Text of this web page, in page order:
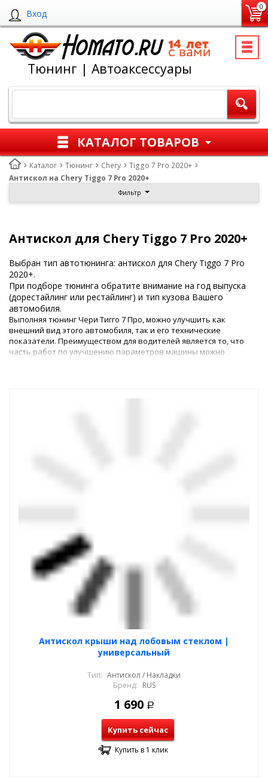
Вход
0
Тюнинг | Автоаксессуары
КАТАЛОГ ТОВАРОВ
Каталог Тюнинг Chery
Tiggo 7 Pro 2020+
Антискол на Chery Tiggo 7 Pro 2020+
Фильтр
Антискол для Chery Tiggo 7 Pro 2020+
Выбран тип автотюнинга: антискол для Chery Tiggo 7 Pro
2020+.
При подборе тюнинга обратите внимание на год выпуска
(дорестайлинг или рестайлинг) и тип кузова Вашего
автомобиля.
Выполняя тюнинг Чери Тигго 7 Про, можно улучшить как
внешний вид этого автомобиля, так и его технические
показатели. Преимуществом для водителей является то, что
часть работ по улучшению параметров машины можно
Антискол крыши над лобовым стеклом |
универсальный
Тип: Антискол / Накладки
Бренд: RUS
1 690 Р
Купить сейчас
Купить в 1 клик